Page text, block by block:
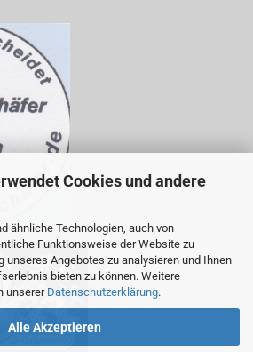
Cookies und andere
ähnliche Technologien, auch von
Funktionsweise der Website zu
unseres Angebotes zu analysieren und Ihnen
bieten zu können. Weitere
unserer Datenschutzerklärung.
Alle Akzeptieren